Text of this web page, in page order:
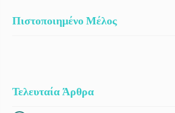
Πιστοποιημένο Μέλος
Τελευταία Άρθρα